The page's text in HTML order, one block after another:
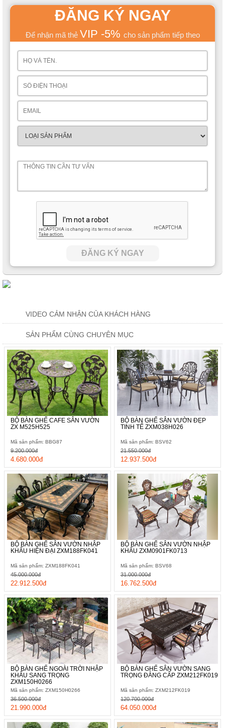
ĐĂNG KÝ NGAY
Để nhận mã thẻ VIP -5% cho sản phẩm tiếp theo
ĐĂNG KÝ NGAY
VIDEO CẢM NHẬN CỦA KHÁCH HÀNG
SẢN PHẨM CÙNG CHUYÊN MỤC
BỘ BÀN GHẾ CAFE SÂN VƯỜN
ZX M525H525
Mã sản phẩm: BBG87
4.680.000đ
9.200.000đ
BỘ BÀN GHẾ SÂN VƯỜN ĐẸP
TINH TẾ ZXM038H026
Mã sản phẩm: BSV62
12.937.500đ
21.550.000đ
BỘ BÀN GHẾ SÂN VƯỜN NHẬP
KHẨU HIỆN ĐẠI ZXM188FK041
Mã sản phẩm: ZXM188FK041
22.912.500đ
45.000.000đ
BỘ BÀN GHẾ SÂN VƯỜN NHẬP
KHẨU ZXM0901FK0713
Mã sản phẩm: BSV68
16.762.500đ
31.000.000đ
BỘ BÀN GHẾ NGOÀI TRỜI NHẬP
KHẨU SANG TRỌNG
ZXM150H0266
Mã sản phẩm: ZXM150H0266
21.990.000đ
36.500.000đ
BỘ BÀN GHẾ SÂN VƯỜN SANG
TRỌNG ĐẲNG CẤP ZXM212FK019
Mã sản phẩm: ZXM212FK019
64.050.000đ
120.700.000đ